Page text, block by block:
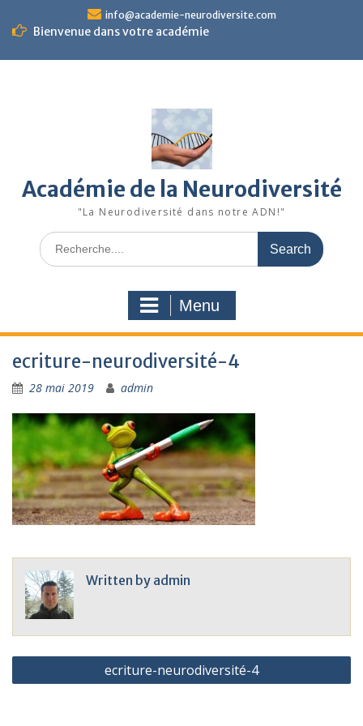
content
info@academie-neurodiversite.com
Bienvenue dans votre académie
Académie de la Neurodiversité
"La Neurodiversité dans notre ADN!"
Search
for:
Menu
ecriture-neurodiversité-4
28 mai 2019 admin
Written by admin
Navigation
de
ecriture-neurodiversité-4